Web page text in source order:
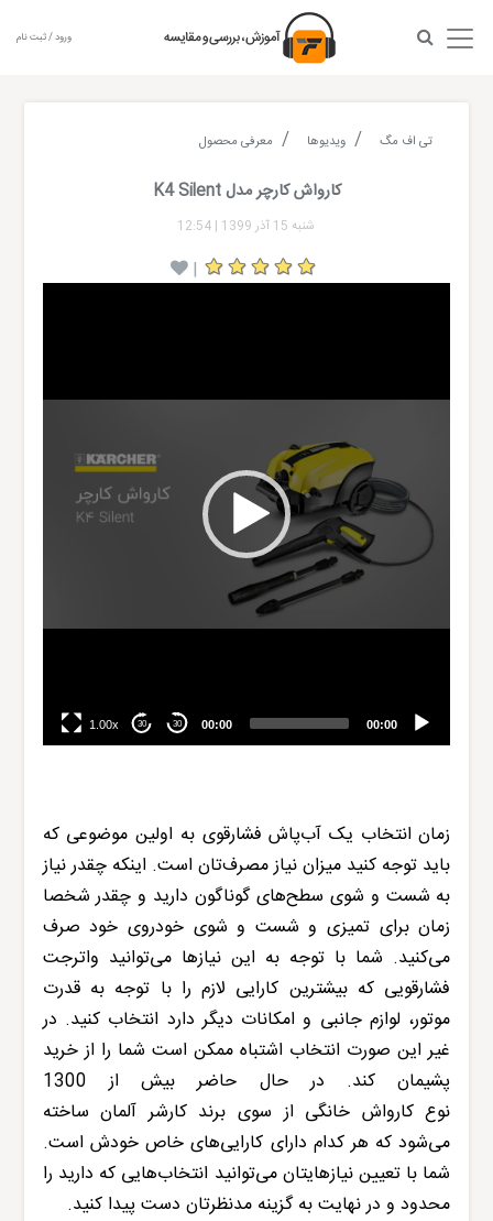
ورود / ثبت نام
تی اف مگ ویدیوها معرفی محصول
کارواش کارچر مدل K4 Silent
شنبه 15 آذر 1399 |
12:54
|
Video
00:00
00:00
30
30
1.00x
زمان انتخاب یک آب‌پاش فشارقوی به اولین موضوعی که
باید توجه کنید میزان نیاز مصرف‌تان است. اینکه چقدر نیاز
به شست و شوی سطح‌های گوناگون دارید و چقدر شخصا
زمان برای تمیزی و شست و شوی خودروی خود صرف
می‌کنید. شما با توجه به این نیازها می‌توانید واترجت
فشارقویی که بیشترین کارایی لازم را با توجه به قدرت
موتور، لوازم جانبی و امکانات دیگر دارد انتخاب کنید. در
غیر این صورت انتخاب اشتباه ممکن است شما را از خرید
پشیمان کند. در حال حاضر بیش از 1300
نوعکارواش خانگی از سوی برندکارشرآلمان ساخته
می‌شود که هر کدام دارای کارایی‌های خاص خودش است.
شما با تعیین نیازهایتان می‌توانید انتخاب‌هایی که دارید را
محدود و در نهایت به گزینه مدنظرتان دست پیدا کنید.